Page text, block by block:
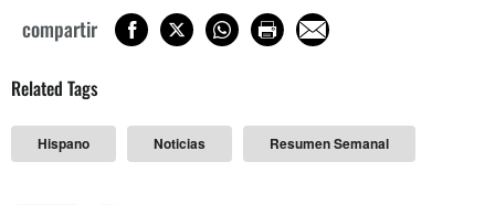
compartir
Related Tags
Hispano Noticias Resumen Semanal